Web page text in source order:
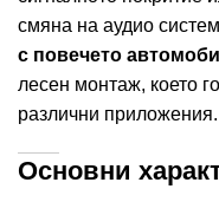
смяна на аудио
с повечето
лесен монтаж, което
различни приложения.
Основни